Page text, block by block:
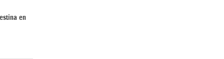
en